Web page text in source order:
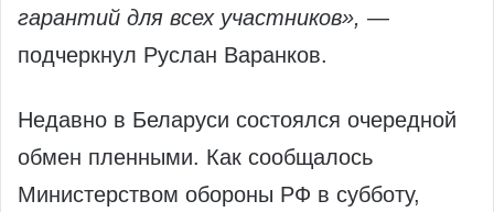
гарантий для всех участников», —
подчеркнул Руслан Варанков.
Недавно в Беларуси состоялся очередной
обмен пленными. Как сообщалось
Министерством обороны РФ в субботу,